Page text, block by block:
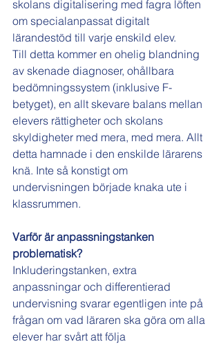
skolans digitalisering med fagra löften
om specialanpassat digitalt
lärandestöd till varje enskild elev.
Till detta kommer en ohelig blandning
av skenade diagnoser, ohållbara
bedömningssystem (inklusive F-
betyget), en allt skevare balans mellan
elevers rättigheter och skolans
skyldigheter med mera, med mera. Allt
detta hamnade i den enskilde lärarens
knä. Inte så konstigt om
undervisningen började knaka ute i
klassrummen.
Varför är anpassningstanken
problematisk?
Inkluderingstanken, extra
anpassningar och differentierad
undervisning svarar egentligen inte på
frågan om vad läraren ska göra om alla
elever har svårt att följa